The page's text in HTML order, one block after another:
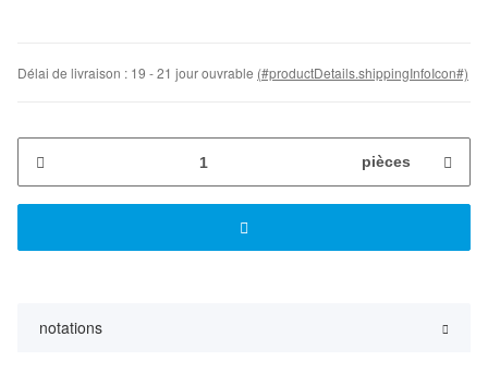
Délai de livraison : 19 - 21 jour ouvrable (#productDetails.shippingInfoIcon#)
pièces
notations